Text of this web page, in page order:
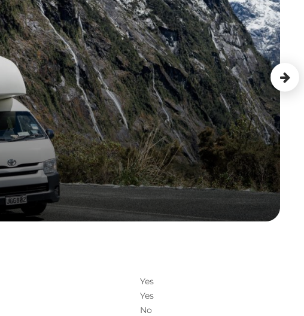
Yes
Yes
No